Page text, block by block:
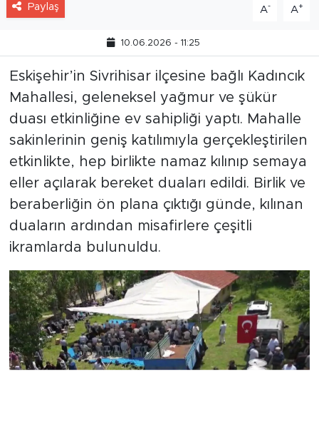
Paylaş A- A+
10.06.2026 - 11:25
Eskişehir’in Sivrihisar ilçesine bağlı Kadıncık
Mahallesi, geleneksel yağmur ve şükür
duası etkinliğine ev sahipliği yaptı. Mahalle
sakinlerinin geniş katılımıyla gerçekleştirilen
etkinlikte, hep birlikte namaz kılınıp semaya
eller açılarak bereket duaları edildi. Birlik ve
beraberliğin ön plana çıktığı günde, kılınan
duaların ardından misafirlere çeşitli
ikramlarda bulunuldu.